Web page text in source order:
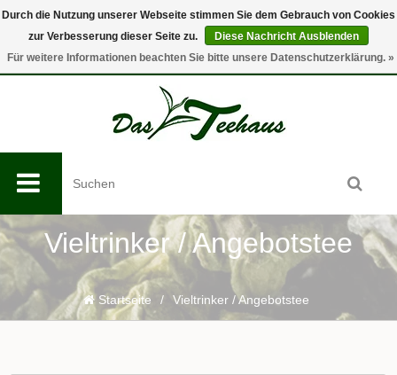
0
Vieltrinker / Angebotstee
Startseite / Vieltrinker / Angebotstee
Durch die Nutzung unserer Webseite stimmen Sie dem Gebrauch von Cookies
zur Verbesserung dieser Seite zu.
Diese Nachricht Ausblenden
Für weitere Informationen beachten Sie bitte unsere Datenschutzerklärung. »